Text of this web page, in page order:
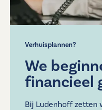
Verhuisplannen?
We
financieel
Bij Ludenhoff zetten